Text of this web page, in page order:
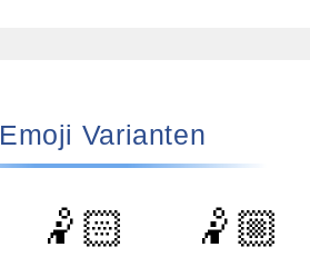
🤾‍♂️ Emoji Varianten
🤾🏻 🤾🏼